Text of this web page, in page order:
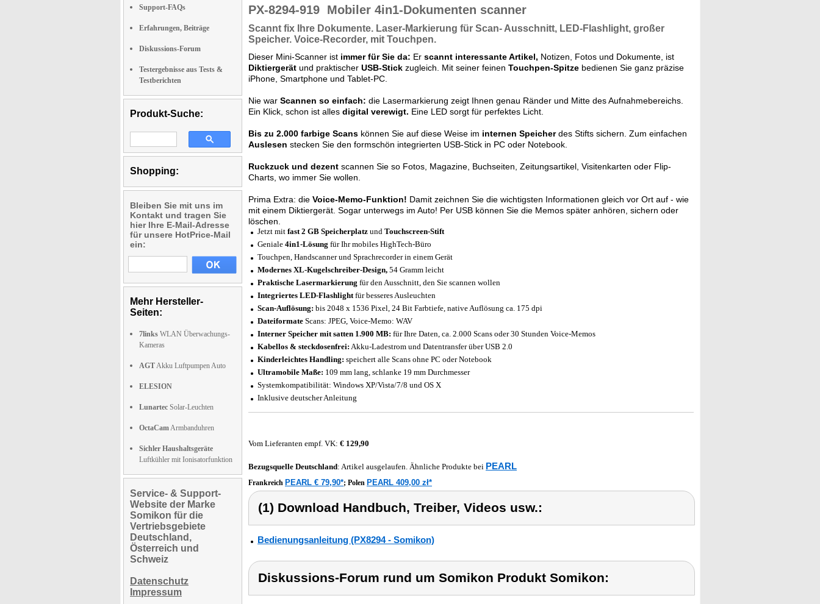
Support-FAQs
Erfahrungen, Beiträge
Diskussions-Forum
Testergebnisse aus Tests &
Testberichten
Produkt-Suche:
Shopping:
Bleiben Sie mit uns im
Kontakt und tragen Sie
hier Ihre E-Mail-Adresse
für unsere HotPrice-Mail
ein:
Mehr Hersteller-
Seiten:
7links WLAN Überwachungs-
Kameras
AGTAkku Luftpumpen Auto
ELESION
Lunartec Solar-Leuchten
OctaCamArmbanduhren
Sichler Haushaltsgeräte
Luftkühler mit Ionisatorfunktion
Service- & Support-
Website der Marke
Somikon für die
Vertriebsgebiete
Deutschland,
Österreich und
Schweiz
Datenschutz
Impressum
PX-8294-919 Mobiler 4in1-Dokumenten scanner
Scannt fix Ihre Dokumente. Laser-Markierung für Scan- Ausschnitt, LED-Flashlight, großer
Speicher. Voice-Recorder, mit Touchpen.
Dieser Mini-Scanner ist immer für Sie da: Er scannt interessante Artikel, Notizen, Fotos und Dokumente, ist
Diktiergerät und praktischer USB-Stick zugleich. Mit seiner feinen Touchpen-Spitze bedienen Sie ganz präzise
iPhone, Smartphone und Tablet-PC.
Nie war Scannen so einfach: die Lasermarkierung zeigt Ihnen genau Ränder und Mitte des Aufnahmebereichs.
Ein Klick, schon ist alles digital verewigt. Eine LED sorgt für perfektes Licht.
Bis zu 2.000 farbige Scans können Sie auf diese Weise im internen Speicherdes Stifts sichern. Zum einfachen
Auslesen stecken Sie den formschön integrierten USB-Stick in PC oder Notebook.
Ruckzuck und dezent scannen Sie so Fotos, Magazine, Buchseiten, Zeitungsartikel, Visitenkarten oder Flip-
Charts, wo immer Sie wollen.
Prima Extra: die Voice-Memo-Funktion! Damit zeichnen Sie die wichtigsten Informationen gleich vor Ort auf - wie
mit einem Diktiergerät. Sogar unterwegs im Auto! Per USB können Sie die Memos später anhören, sichern oder
löschen.
Jetzt mit fast 2 GB Speicherplatz und Touchscreen-Stift
Geniale 4in1-Lösung für Ihr mobiles HighTech-Büro
Touchpen, Handscanner und Sprachrecorder in einem Gerät
Modernes XL-Kugelschreiber-Design, 54 Gramm leicht
Praktische Lasermarkierung für den Ausschnitt, den Sie scannen wollen
Integriertes LED-Flashlightfür besseres Ausleuchten
Scan-Auflösung: bis 2048 x 1536 Pixel, 24 Bit Farbtiefe, native Auflösung ca. 175 dpi
Dateiformate Scans: JPEG, Voice-Memo: WAV
Interner Speicher mit satten 1.900 MB: für Ihre Daten, ca. 2.000 Scans oder 30 Stunden Voice-Memos
Kabellos & steckdosenfrei: Akku-Ladestrom und Datentransfer über USB 2.0
Kinderleichtes Handling: speichert alle Scans ohne PC oder Notebook
Ultramobile Maße: 109 mm lang, schlanke 19 mm Durchmesser
Systemkompatibilität: Windows XP/Vista/7/8 und OS X
Inklusive deutscher Anleitung
Vom Lieferanten empf. VK: € 129,90
Bezugsquelle Deutschland: Artikel ausgelaufen. Ähnliche Produkte bei PEARL
Frankreich PEARL € 79,90*; Polen PEARL 409,00 zł*
(1) Download Handbuch, Treiber, Videos usw.:
Bedienungsanleitung (PX8294 - Somikon)
Diskussions-Forum rund um Somikon Produkt Somikon: